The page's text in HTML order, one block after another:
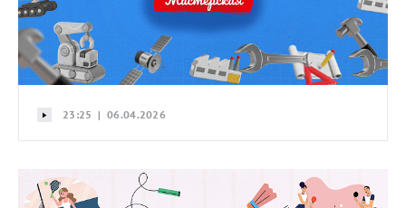
23:25 | 06.04.2026